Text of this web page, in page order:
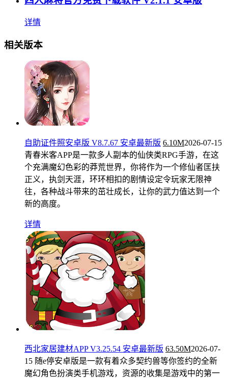
详情
相关版本
自助证件照安卓版 V8.7.67 安卓最新版 6.10M2026-07-15
青春米客APP是一款多人副本的仙侠类RPG手游，在这
个充满魔幻色彩的莽荒世界，你将作为一个修仙者匡扶
正义，执剑天涯，环环相扣的剧情设定令玩家无限神
往，各种战斗带来的茁壮成长，让你的武力值达到一个
新的高度。
详情
西北家居建材APP V3.25.54 安卓最新版 63.50M2026-07-
15 随e停安卓版是一款有着众多契约兽等你签约的全新
魔幻角色扮演类手机游戏，资源的收集是游戏中的第一